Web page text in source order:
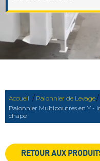
Accueil / Palonnier de Levage/
Palonnier Multipoutres en Y -
chape
RETOUR AUX